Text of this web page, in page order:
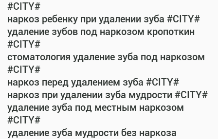
#CITY#
наркоз ребенку при удалении зуба #CITY#
удаление зубов под наркозом кропоткин
#CITY#
стоматология удаление зуба под наркозом
#CITY#
наркоз перед удалением зуба #CITY#
наркоз при удалении зуба мудрости #CITY#
удаление зуба под местным наркозом
#CITY#
удаление зуба мудрости без наркоза